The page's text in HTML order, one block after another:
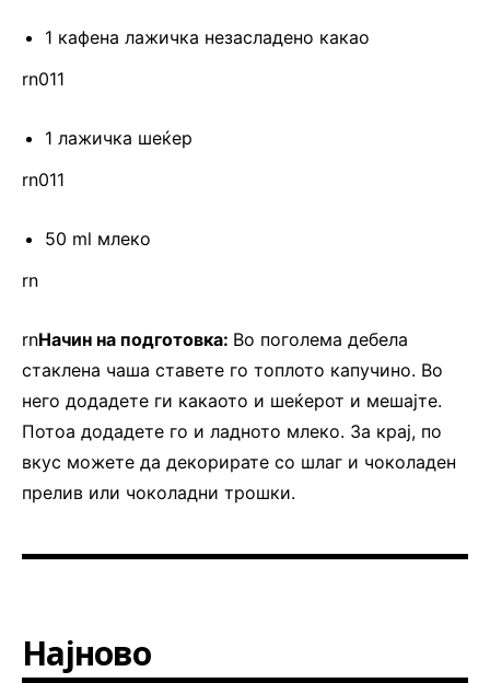
1 кафена лажичка незасладено какао
rn011
1 лажичка шеќер
rn011
50 ml млеко
rn
rnНачин на подготовка: Во поголема дебела
стаклена чаша ставете го топлото капучино. Во
него додадете ги какаото и шеќерот и мешајте.
Потоа додадете го и ладното млеко. За крај, по
вкус можете да декорирате со шлаг и чоколаден
прелив или чоколадни трошки.
Најново